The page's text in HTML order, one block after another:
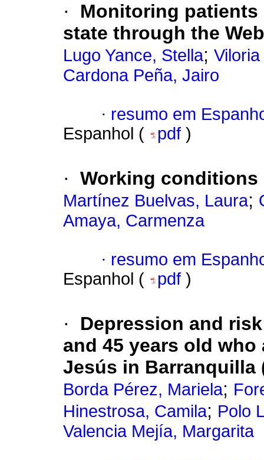
·
Monitoring
state through the Web
Lugo Yance, Stella;
Cardona Peña, Jairo
· resumo em
Espanhol (
pdf )
· Working
Martínez Buelvas, Laura;
Amaya, Carmenza
· resumo em
Espanhol (
pdf )
·
Depression and
and 45 years old
Jesús in Barranquilla
Borda Pérez, Mariela;
Hinestrosa, Camila; Polo
Valencia Mejía, Margarita